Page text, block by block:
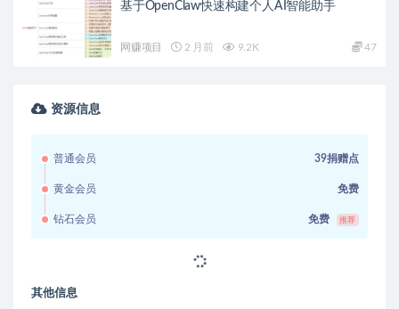
基于OpenClaw快速构建个人AI智能助手
网赚项目 2 月前 9.2K 47
资源信息
普通会员 39捐赠点
黄金会员 免费
钻石会员 免费 推荐
其他信息